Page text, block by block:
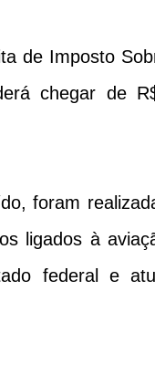
de Imposto
chegar de
foram
ligados à
federal e